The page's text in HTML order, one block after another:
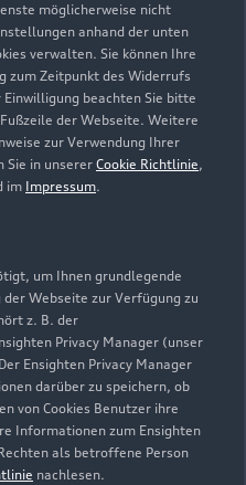
möglicherweise nicht
anhand der unten
verwalten. Sie können Ihre
zum Zeitpunkt des Widerrufs
beachten Sie bitte
der Webseite. Weitere
zur Verwendung Ihrer
Sie in unserer Cookie Richtlinie,
im Impressum.
um Ihnen grundlegende
Webseite zur Verfügung zu
z. B. der
Privacy Manager (unser
Ensighten Privacy Manager
darüber zu speichern, ob
von Cookies Benutzer ihre
Informationen zum Ensighten
als betroffene Person
nachlesen.
Zurück nach oben